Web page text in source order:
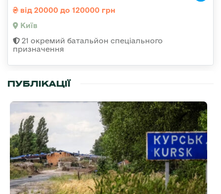
від 20000 до 120000 грн
Київ
21 окремий батальйон спеціального
призначення
ПУБЛІКАЦІЇ